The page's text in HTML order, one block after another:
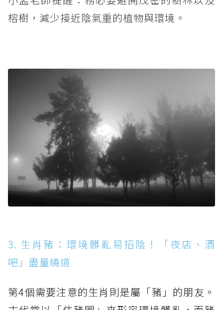
榕樹，減少接近陰氣重的植物與環境。
3. 生肖豬：環境髒亂易招陰！「夜店、酒
吧」盡量繞道
第4個需要注意的生肖則是屬「豬」的朋友。